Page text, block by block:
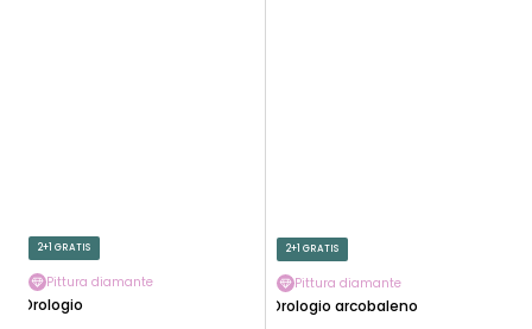
2+1 GRATIS
Pittura diamante
Orologio
2+1 GRATIS
Pittura diamante
Orologio arcobaleno